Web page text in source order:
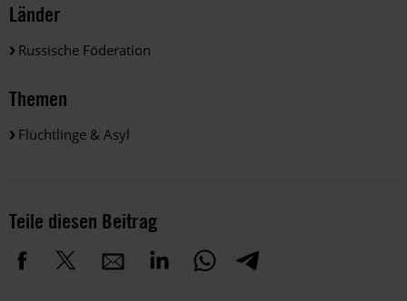
Länder
Russische Föderation
Themen
Flüchtlinge & Asyl
Teile diesen Beitrag